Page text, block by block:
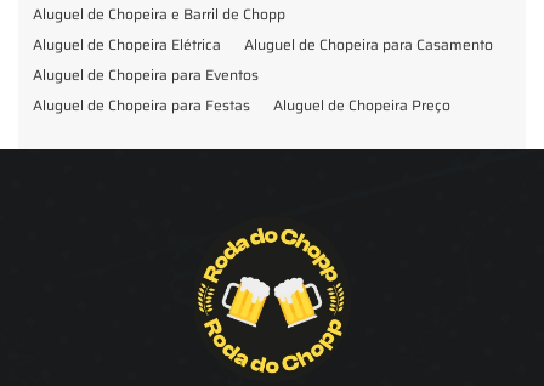
Aluguel de Chopeira e Barril de Chopp
Aluguel de Chopeira Elétrica
Aluguel de Chopeira para Casamento
Aluguel de Chopeira para Eventos
Aluguel de Chopeira para Festas
Aluguel de Chopeira Preço
Chopp Festas e Eventos
Chopp Pilsen
Fornecedor Barril de Chopp
Fornecedor de Barril de Chopp
Chopeira
Aluguel de Choperia para Confraternização
Locação Chopp